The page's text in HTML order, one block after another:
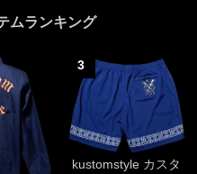
ムランキング
3
kustomstyle カスタ